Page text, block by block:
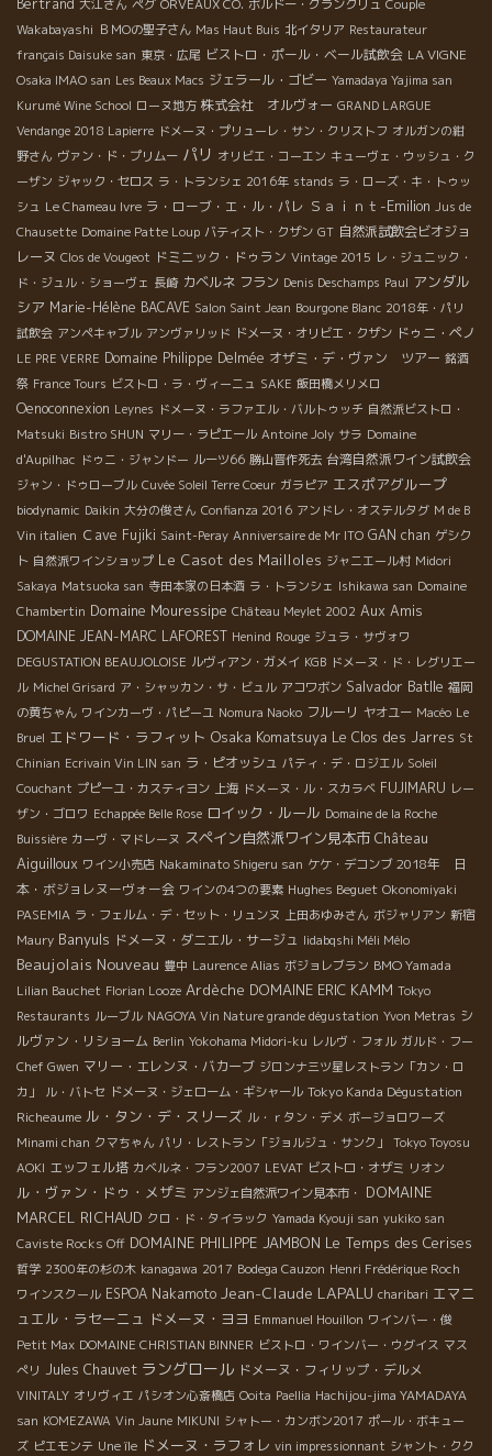
大江さん ペグ ORVEAUX CO. ボルドー・グランクリュ Couple
Wakabayashi ＢＭОの聖子さん Mas Haut Buis 北イタリア Restaurateur
français Daisuke san 東京・広尾 ビストロ・ポール・ベール試飲会 LA VIGNE
Osaka IMAO san Les Beaux Macs ジェラール・ゴビー Yamadaya Yajima san
Kurumé Wine School ローヌ地方 株式会社 オルヴォー GRAND LARGUE
Vendange 2018 Lapierre ドメーヌ・プリューレ・サン・クリストフ オルガンの紺
野さん ヴァン・ド・プリムー パリ オリビエ・コーエン キューヴェ・ウッシュ・ク
ーザン ジャック・セロス ラ・トランシェ 2016年 stands ラ・ローズ・キ・トゥッ
シュ Le Chameau Ivre ラ・ローブ・エ・ル・パレ Ｓａｉｎｔ-Emilion Jus de
Chausette Domaine Patte Loup バティスト・クザン GT 自然派試飲会ビオジョ
レーヌ Clos de Vougeot ドミニック・ドゥラン Vintage 2015 レ・ジュニック・
ド・ジュル・ショーヴェ 長崎 カベルネ フラン Denis Deschamps Paul アンダル
シア Marie-Hélène BACAVE Salon Saint Jean Bourgone Blanc 2018年・パリ
試飲会 アンペキャブル アンヴァリッド ドメーヌ・オリビエ・クザン ドゥニ・ペノ
LE PRE VERRE Domaine Philippe Delmée オザミ・デ・ヴァン ツアー 銘酒
祭 France Tours ビストロ・ラ・ヴィーニュ SAKE 飯田橋メリメロ
Oenoconnexion Leynes ドメーヌ・ラファエル・バルトゥッチ 自然派ビストロ・
Matsuki Bistro SHUN マリー・ラピエール Antoine Joly サラ Domaine
d'Aupilhac ドゥニ・ジャンドー ルーツ66 勝山晋作死去 台湾自然派ワイン試飲会
ジャン・ドゥローブル Cuvée Soleil Terre Coeur ガラピア エスポアグループ
biodynamic Daikin 大分の俊さん Confianza 2016 アンドレ・オステルタグ M de B
Vin italien Ｃave Fujiki Saint-Peray Anniversaire de Mr ITO GAN chan ゲシク
ト 自然派ワインショップ Le Casot des Mailloles ジャニエール村 Midori
Sakaya Matsuoka san 寺田本家の日本酒 ラ・トランシェ Ishikawa san Domaine
Chambertin Domaine Mouressipe Château Meylet 2002 Aux Amis
DOMAINE JEAN-MARC LAFOREST Henind Rouge ジュラ・サヴォワ
DEGUSTATION BEAUJOLOISE ルヴィアン・ガメイ KGB ドメーヌ・ド・レグリエー
ル Michel Grisard ア・シャッカン・サ・ビュル アコワボン Salvador Batlle 福岡
の黄ちゃん ワインカーヴ・パピーユ Nomura Naoko フルーリ ヤオユー Macéo Le
Bruel エドワード・ラフィット Osaka Komatsuya Le Clos des Jarres St
Chinian Ecrivain Vin LIN san ラ・ピオッシュ パティ・デ・ロジエル Soleil
Couchant プピーユ・カスティヨン 上海 ドメーヌ・ル・スカラベ FUJIMARU レー
ザン・ゴロワ Echappée Belle Rose ロイック・ルール Domaine de la Roche
Buissière カーヴ・マドレーヌ スペイン自然派ワイン見本市 Château
Aiguilloux ワイン小売店 Nakaminato Shigeru san ケケ・デコンブ 2018年 日
本・ボジョレヌーヴォー会 ワインの4つの要素 Hughes Beguet Okonomiyaki
PASEMIA ラ・フェルム・デ・セット・リュンヌ 上田あゆみさん ボジャリアン 新宿
Maury Banyuls ドメーヌ・ダニエル・サージュ Iidabqshi Méli Mélo
Beaujolais Nouveau 豊中 Laurence Alias ボジョレブラン BMO Yamada
Lilian Bauchet Florian Looze Ardèche DOMAINE ERIC KAMM Tokyo
Restaurants ルーブル NAGOYA Vin Nature grande dégustation Yvon Metras シ
ルヴァン・リショーム Berlin Yokohama Midori-ku レルヴ・フォル ガルド・フー
Chef Gwen マリー・エレンヌ・バカーブ ジロンナ三ツ星レストラン「カン・ロ
カ」
ル・バトセ ドメーヌ・ジェローム・ギシャール Tokyo Kanda Dégustation
Richeaume ル・タン・デ・スリーズ ル・ｒタン・デメ ボージョロワーズ
Minami chan クマちゃん パリ・レストラン「ジョルジュ・サンク」
Tokyo Toyosu
AOKI エッフェル塔 カベルネ・フラン2007 LEVAT ビストロ・オザミ リオン
ル・ヴァン・ドゥ・メザミ アンジェ自然派ワイン見本市・ DOMAINE
MARCEL RICHAUD クロ・ド・タイラック Yamada Kyouji san yukiko san
Caviste Rocks Off DOMAINE PHILIPPE JAMBON Le Temps des Cerises
哲学 2300年の杉の木 kanagawa 2017 Bodega Cauzon Henri Frédérique Roch
ワインスクール ESPOA Nakamoto Jean-Claude LAPALU charibari エマニ
ュエル・ラセーニュ ドメーヌ・ヨヨ Emmanuel Houillon ワインバー・俊
Petit Max DOMAINE CHRISTIAN BINNER ビストロ・ワインバー・ウグイス マス
ぺリ Jules Chauvet ラングロール ドメーヌ・フィリップ・デルメ
VINITALY オリヴィエ パシオン心斎橋店 Ooita Paellia Hachijou-jima YAMADAYA
san KOMEZAWA Vin Jaune MIKUNI シャトー・カンボン2017 ポール・ボキュー
ズ ピエモンテ Une île ドメーヌ・ラフォレ vin impressionnant シャント・クク